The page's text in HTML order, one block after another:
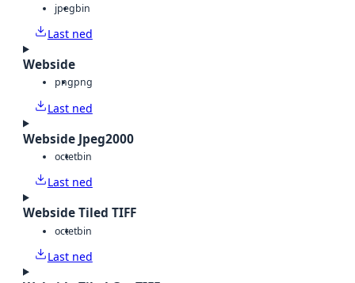
jpegbin
Last ned
Webside
pngpng
Last ned
Webside Jpeg2000
octetbin
Last ned
Webside Tiled TIFF
octetbin
Last ned